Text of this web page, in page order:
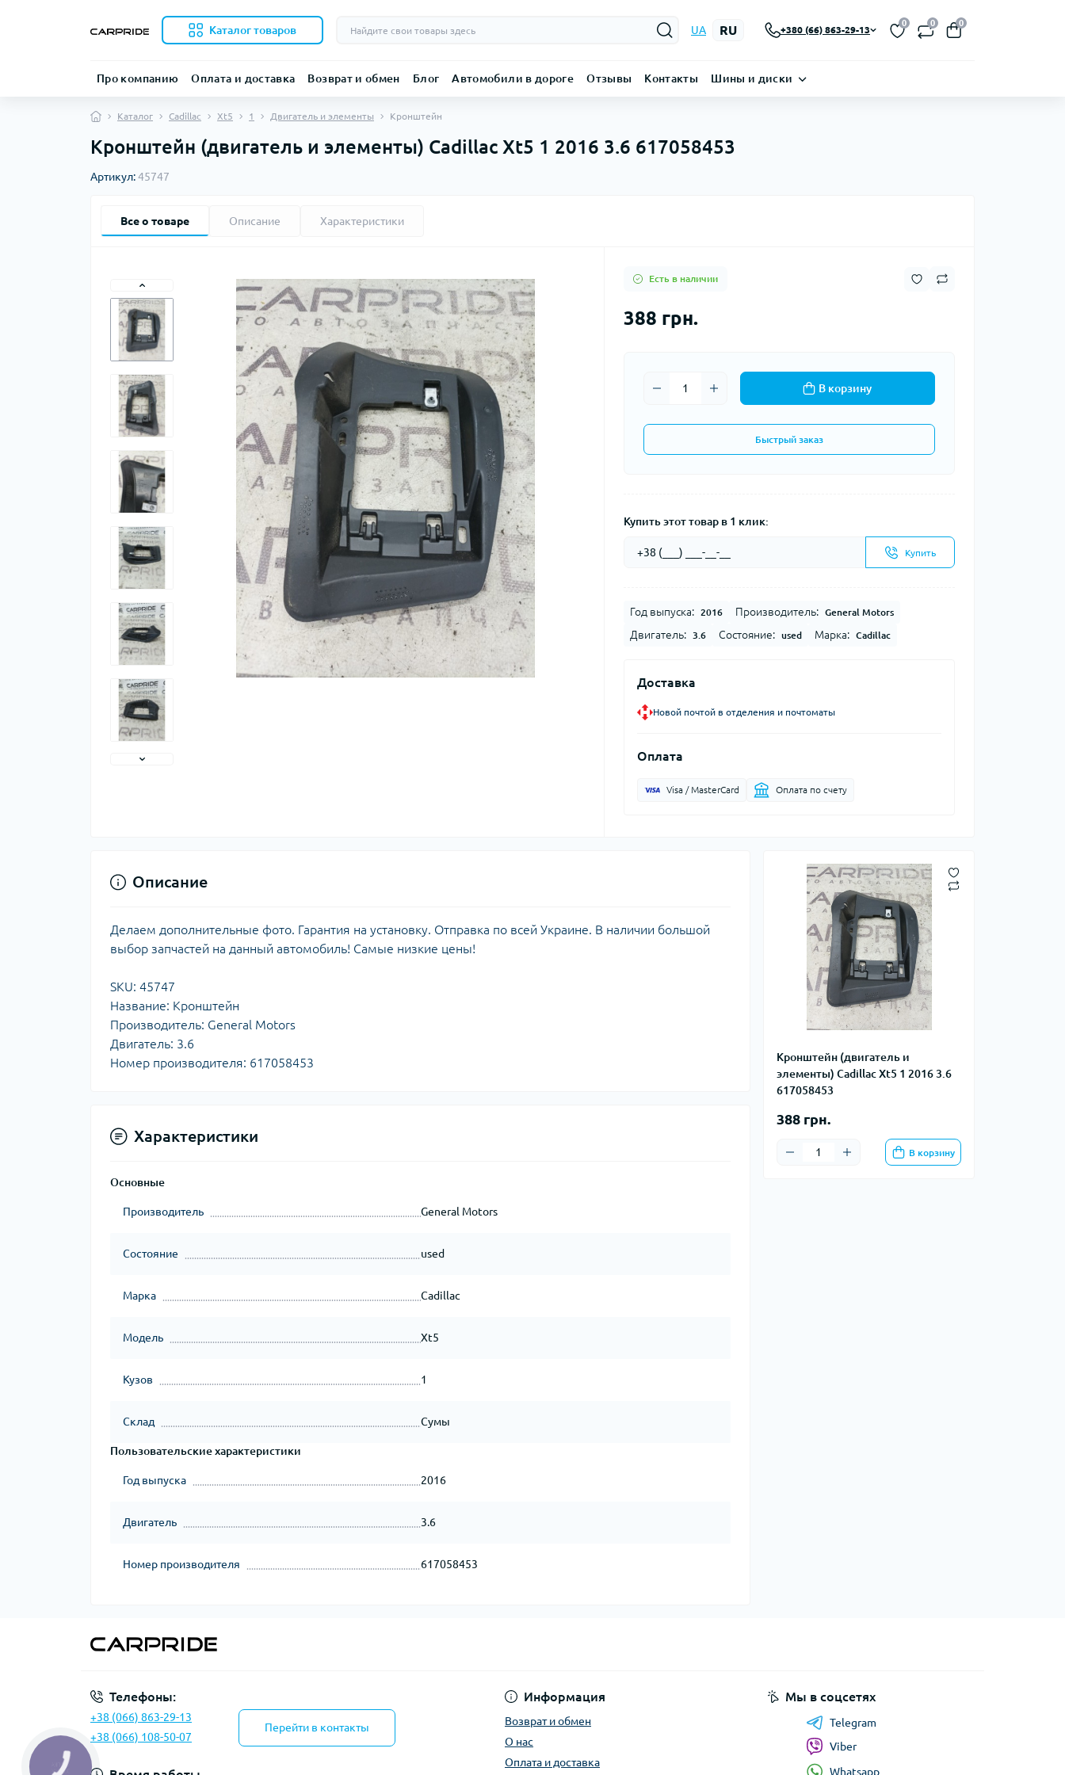
Каталог товаров UA RU +380 (66) 863-29-13
0 0 0
Про компанию Оплата и доставка Возврат и обмен Блог Автомобили в дороге Отзывы Контакты Шины и диски
Каталог Cadillac Xt5 1 Двигатель и элементы Кронштейн
Кронштейн (двигатель и элементы) Cadillac Xt5 1 2016 3.6 617058453
Артикул:45747
Все о товаре Описание Характеристики
Есть в наличии
388 грн.
В корзину
Быстрый заказ
Купить этот товар в 1 клик:
Купить
Год выпуска: 2016 Производитель: General Motors
Двигатель: 3.6 Состояние: used Марка: Cadillac
Доставка
Новой почтой в отделения и почтоматы
Оплата
Visa / MasterCard Оплата по счету
Кронштейн (двигатель и
элементы) Cadillac Xt5 1 2016 3.6
617058453
388 грн.
В корзину
Описание
Делаем дополнительные фото. Гарантия на установку. Отправка по всей Украине. В наличии большой
выбор запчастей на данный автомобиль! Самые низкие цены!
SKU: 45747
Название: Кронштейн
Производитель: General Motors
Двигатель: 3.6
Номер производителя: 617058453
Характеристики
Основные
Производитель General Motors
Состояние used
Марка Cadillac
Модель Xt5
Кузов 1
Склад Сумы
Пользовательские характеристики
Год выпуска 2016
Двигатель 3.6
Номер производителя 617058453
Телефоны:
+38 (066) 863-29-13
+38 (066) 108-50-07
Перейти в контакты
Информация
Возврат и обмен
О нас
Оплата и доставка
Мы в соцсетях
Telegram
Viber
Whatsapp
КНОПКА
ЗВ'ЯЗКУ